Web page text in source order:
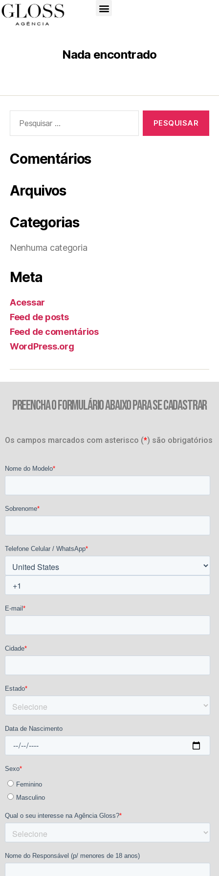
Nada encontrado
Comentários
Arquivos
Categorias
Nenhuma categoria
Meta
Acessar
Feed de posts
Feed de comentários
WordPress.org
PREENCHA O FORMULÁRIO ABAIXO PARA SE CADASTRAR
Os campos marcados com asterisco (*) são obrigatórios